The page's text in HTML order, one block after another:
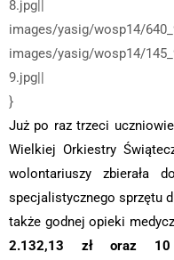
8.jpg||
images/yasig/wosp14/
images/yasig/wosp14/
9.jpg||
}
Już po raz trzeci
Wielkiej Orkiestry
wolontariuszy zbierała
specjalistycznego sprzętu
także godnej opieki
2.132,13 zł oraz